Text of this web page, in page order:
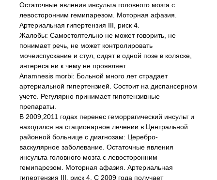
Остаточные явления инсульта головного мозга с
левосторонним гемипарезом. Моторная афазия.
Артериальная гипертензия III, риск 4.
Жалобы: Самостоятельно не может говорить, не
понимает речь, не может контролировать
мочеиспускание и стул, сидят в одной позе в коляске,
интереса ни к чему не проявляет.
Anamnesis morbi: Больной много лет страдает
артериальной гипертензией. Состоит на диспансерном
учете. Регулярно принимает гипотензивные
препараты.
В 2009,2011 годах перенес геморрагический инсульт и
находился на стационарное лечении в Центральной
районной больнице с диагнозам: Церебро-
васкулярное заболевание. Остаточные явления
инсульта головного мозга с левосторонним
гемипарезом. Моторная афазия. Артериальная
гипертензия III, риск 4. С 2009 года получает